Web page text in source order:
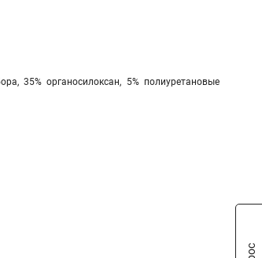
35% органосилоксан, 5% полиуретановые